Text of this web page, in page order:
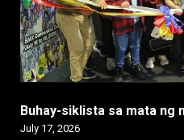
Buhay-siklista sa mata ng
July 17, 2026